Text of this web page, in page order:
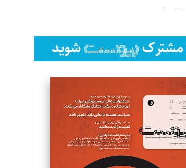
لیلا حنارود
فائزه فتحی رستمی
تحریریه
سروش کرمیان
تحریریه
مینا پاکدل